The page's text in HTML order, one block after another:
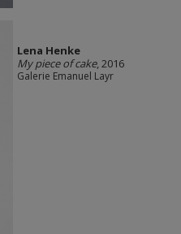
Lena Henke
My piece of cake, 2016
Galerie Emanuel Layr